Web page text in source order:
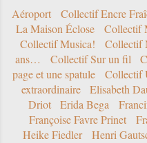
Aéroport
Collectif Encre
La Maison Éclose
Collectif
Collectif Musica!
Collectif
ans…
Collectif Sur un fil
page et une spatule
Collectif
extraordinaire
Elisabeth
Driot
Erida Bega
Françoise Favre Prinet
Heike Fiedler
Henri